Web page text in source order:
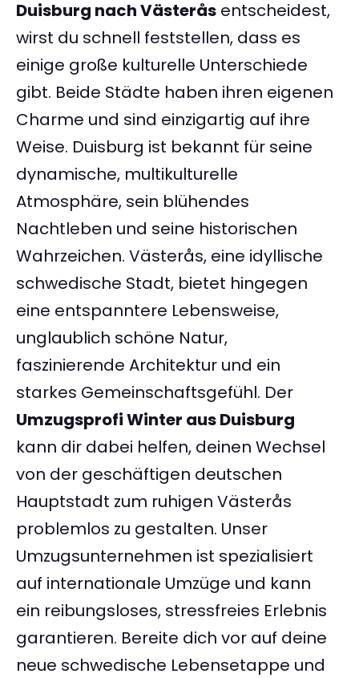
Duisburg nach Västerås entscheidest,
wirst du schnell feststellen, dass es
einige große kulturelle Unterschiede
gibt. Beide Städte haben ihren eigenen
Charme und sind einzigartig auf ihre
Weise. Duisburg ist bekannt für seine
dynamische, multikulturelle
Atmosphäre, sein blühendes
Nachtleben und seine historischen
Wahrzeichen. Västerås, eine idyllische
schwedische Stadt, bietet hingegen
eine entspanntere Lebensweise,
unglaublich schöne Natur,
faszinierende Architektur und ein
starkes Gemeinschaftsgefühl. Der
Umzugsprofi Winter aus Duisburg
kann dir dabei helfen, deinen Wechsel
von der geschäftigen deutschen
Hauptstadt zum ruhigen Västerås
problemlos zu gestalten. Unser
Umzugsunternehmen ist spezialisiert
auf internationale Umzüge und kann
ein reibungsloses, stressfreies Erlebnis
garantieren. Bereite dich vor auf deine
neue schwedische Lebensetappe und